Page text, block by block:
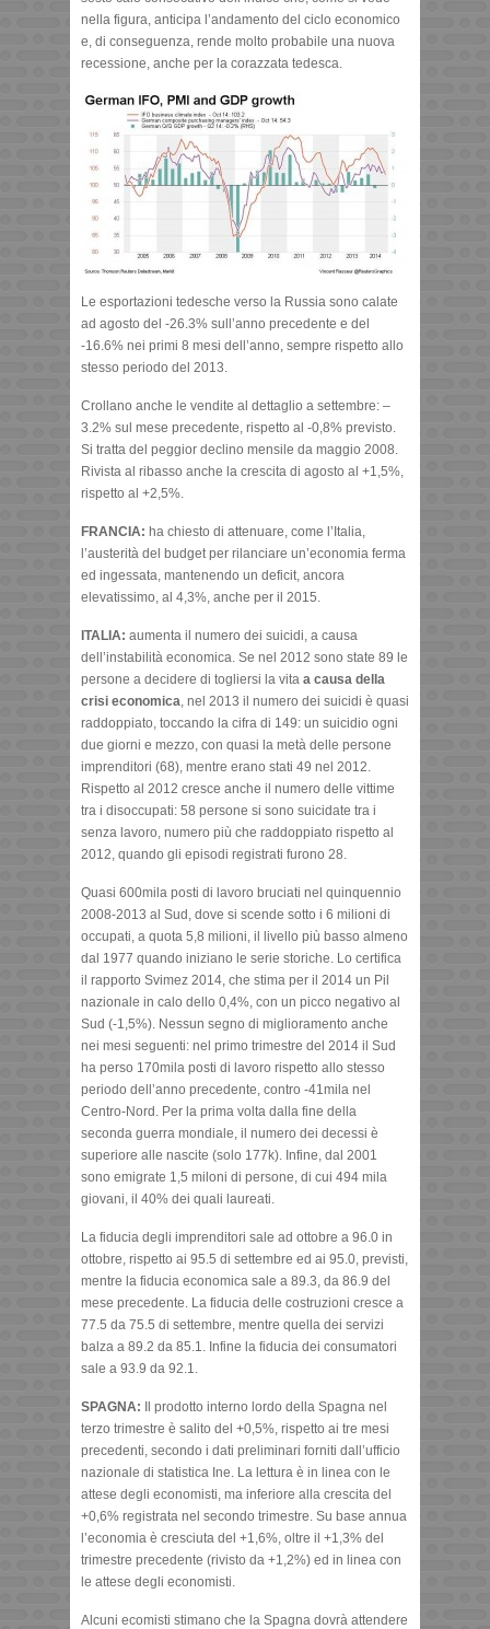
nella figura, anticipa l’andamento del ciclo economico
e, di conseguenza, rende molto probabile una nuova
recessione, anche per la corazzata tedesca.
Le esportazioni tedesche verso la Russia sono calate
ad agosto del -26.3% sull’anno precedente e del
-16.6% nei primi 8 mesi dell’anno, sempre rispetto allo
stesso periodo del 2013.
Crollano anche le vendite al dettaglio a settembre: –
3.2% sul mese precedente, rispetto al -0,8% previsto.
Si tratta del peggior declino mensile da maggio 2008.
Rivista al ribasso anche la crescita di agosto al +1,5%,
rispetto al +2,5%.
FRANCIA: ha chiesto di attenuare, come l’Italia,
l’austerità del budget per rilanciare un’economia ferma
ed ingessata, mantenendo un deficit, ancora
elevatissimo, al 4,3%, anche per il 2015.
ITALIA: aumenta il numero dei suicidi, a causa
dell’instabilità economica. Se nel 2012 sono state 89 le
persone a decidere di togliersi la vita a causa della
crisi economica , nel 2013 il numero dei suicidi è quasi
raddoppiato, toccando la cifra di 149: un suicidio ogni
due giorni e mezzo, con quasi la metà delle persone
imprenditori (68), mentre erano stati 49 nel 2012.
Rispetto al 2012 cresce anche il numero delle vittime
tra i disoccupati: 58 persone si sono suicidate tra i
senza lavoro, numero più che raddoppiato rispetto al
2012, quando gli episodi registrati furono 28.
Quasi 600mila posti di lavoro bruciati nel quinquennio
2008-2013 al Sud, dove si scende sotto i 6 milioni di
occupati, a quota 5,8 milioni, il livello più basso almeno
dal 1977 quando iniziano le serie storiche. Lo certifica
il rapporto Svimez 2014, che stima per il 2014 un Pil
nazionale in calo dello 0,4%, con un picco negativo al
Sud (-1,5%). Nessun segno di miglioramento anche
nei mesi seguenti: nel primo trimestre del 2014 il Sud
ha perso 170mila posti di lavoro rispetto allo stesso
periodo dell’anno precedente, contro -41mila nel
Centro-Nord. Per la prima volta dalla fine della
seconda guerra mondiale, il numero dei decessi è
superiore alle nascite (solo 177k). Infine, dal 2001
sono emigrate 1,5 miloni di persone, di cui 494 mila
giovani, il 40% dei quali laureati.
La fiducia degli imprenditori sale ad ottobre a 96.0 in
ottobre, rispetto ai 95.5 di settembre ed ai 95.0, previsti,
mentre la fiducia economica sale a 89.3, da 86.9 del
mese precedente. La fiducia delle costruzioni cresce a
77.5 da 75.5 di settembre, mentre quella dei servizi
balza a 89.2 da 85.1. Infine la fiducia dei consumatori
sale a 93.9 da 92.1.
SPAGNA: Il prodotto interno lordo della Spagna nel
terzo trimestre è salito del +0,5%, rispetto ai tre mesi
precedenti, secondo i dati preliminari forniti dall’ufficio
nazionale di statistica Ine. La lettura è in linea con le
attese degli economisti, ma inferiore alla crescita del
+0,6% registrata nel secondo trimestre. Su base annua
l’economia è cresciuta del +1,6%, oltre il +1,3% del
trimestre precedente (rivisto da +1,2%) ed in linea con
le attese degli economisti.
Alcuni ecomisti stimano che la Spagna dovrà attendere